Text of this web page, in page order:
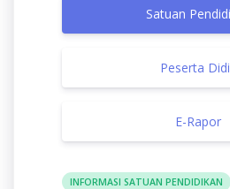
Satuan
Peserta
E-Rapor
INFORMASI SATUAN PENDIDIKAN